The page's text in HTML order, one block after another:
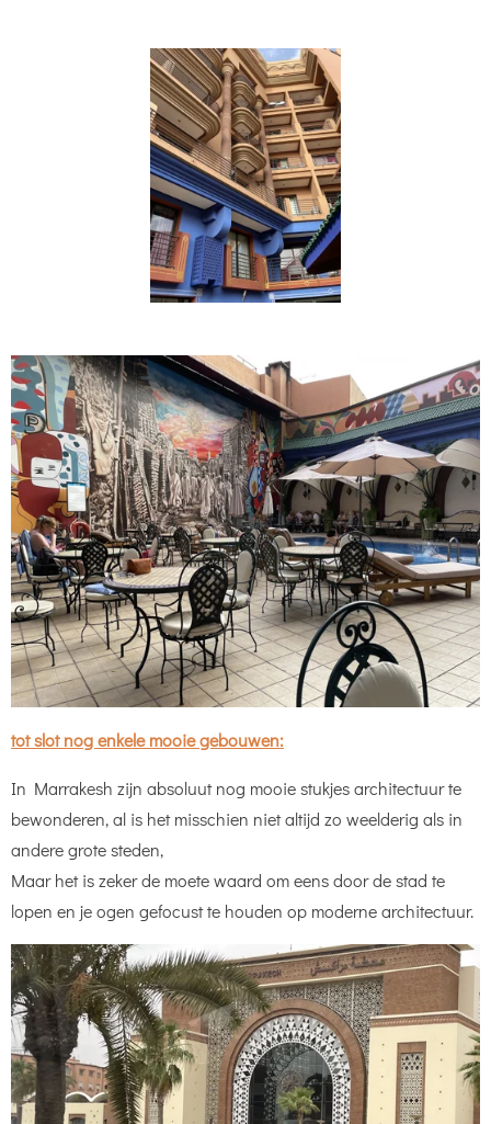
tot slot nog enkele mooie gebouwen:
In Marrakesh zijn absoluut nog mooie stukjes architectuur te
bewonderen, al is het misschien niet altijd zo weelderig als in
andere grote steden,
Maar het is zeker de moete waard om eens door de stad te
lopen en je ogen gefocust te houden op moderne architectuur.